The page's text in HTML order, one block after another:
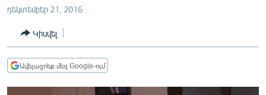
ՏՆՏԵՍՈՒԹՅՈՒՆ
ՂԱՐԱԲԱՂ
դեկտեմբեր 21, 2016
Կիսվել
Ավելացրեք մեզ Google-ում